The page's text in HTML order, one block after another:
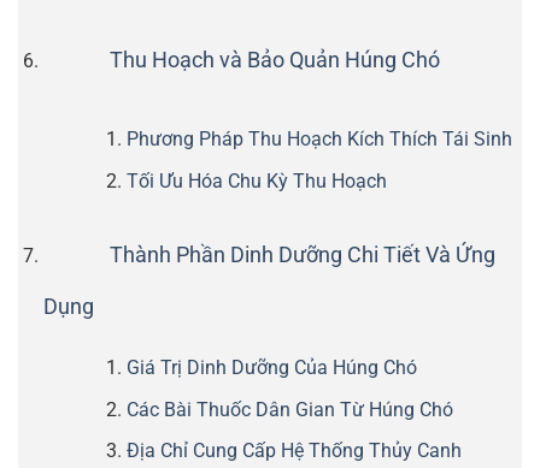
Thu Hoạch và Bảo Quản Húng Chó
Phương Pháp Thu Hoạch Kích Thích Tái Sinh
Tối Ưu Hóa Chu Kỳ Thu Hoạch
Thành Phần Dinh Dưỡng Chi Tiết Và Ứng
Dụng
Giá Trị Dinh Dưỡng Của Húng Chó
Các Bài Thuốc Dân Gian Từ Húng Chó
Địa Chỉ Cung Cấp Hệ Thống Thủy Canh